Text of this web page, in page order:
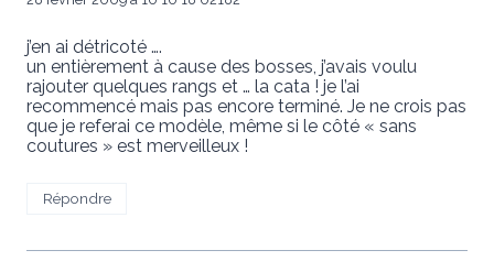
j’en ai détricoté ….
un entièrement à cause des bosses, j’avais voulu
rajouter quelques rangs et … la cata ! je l’ai
recommencé mais pas encore terminé. Je ne crois pas
que je referai ce modèle, même si le côté « sans
coutures » est merveilleux !
Répondre